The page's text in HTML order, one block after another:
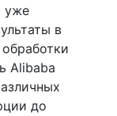
уже
в
Alibaba
до